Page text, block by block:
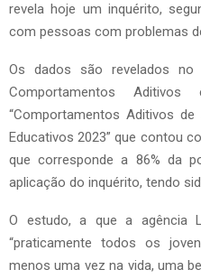
revela hoje um inquérito,
com pessoas com problemas
Os dados são revelados
Comportamentos
“Comportamentos Aditivos
Educativos 2023” que contou
que corresponde a 86% da
aplicação do inquérito, tendo
O estudo, a que a agência
“praticamente todos os
menos uma vez na vida, uma